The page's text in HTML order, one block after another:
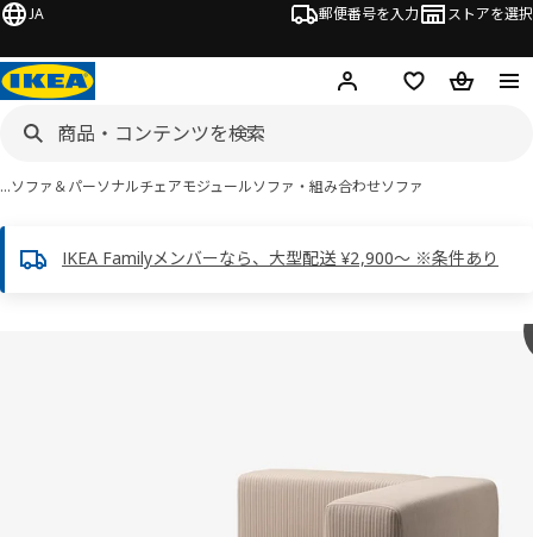
JA 郵便番号を入力 ストアを選択
ログイン・新規入会
欲しいものリスト
カート
…ソファ＆パーソナルチェアモジュールソファ・組み合わせソファ
IKEA Familyメンバーなら、大型配送 ¥2,900～ ※条件あり